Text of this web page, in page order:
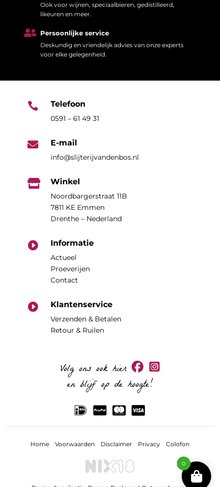
Ook voor wijnen, speciaalbieren, gedistilleerd,
likeuren en meer.
 Persoonlijke service
Deskundig en vriendelijk advies van onze experts
voor elke gelegenheid.
 Telefoon
0591 – 61 49 31
 E-mail
info@slijterijvandenbos.nl
 Winkel
Noordbargerstraat 11B
7811 KE Emmen
Drenthe – Nederland
 Informatie
Actueel
Proeverijen
Contact
 Klantenservice
Verzenden & Betalen
Retour & Ruilen
Volg ons ook hier
en blijf op de hoogte!
Home Voorwaarden Disclaimer Privacy Colofon
0